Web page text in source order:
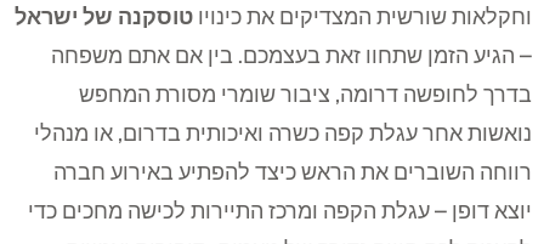
וחקלאות שורשית המצדיקים את כינויו טוסקנה של ישראל
– הגיע הזמן שתחוו זאת בעצמכם. בין אם אתם משפחה
בדרך לחופשה דרומה, ציבור שומרי מסורת המחפש
נואשות אחר עגלת קפה כשרה ואיכותית בדרום, או מנהלי
רווחה השוברים את הראש כיצד להפתיע באירוע חברה
יוצא דופן – עגלת הקפה ומרכז התיירות לכישה מחכים כדי